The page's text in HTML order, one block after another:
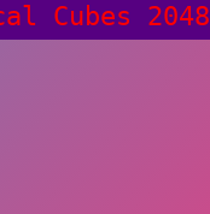
Cubes 2048